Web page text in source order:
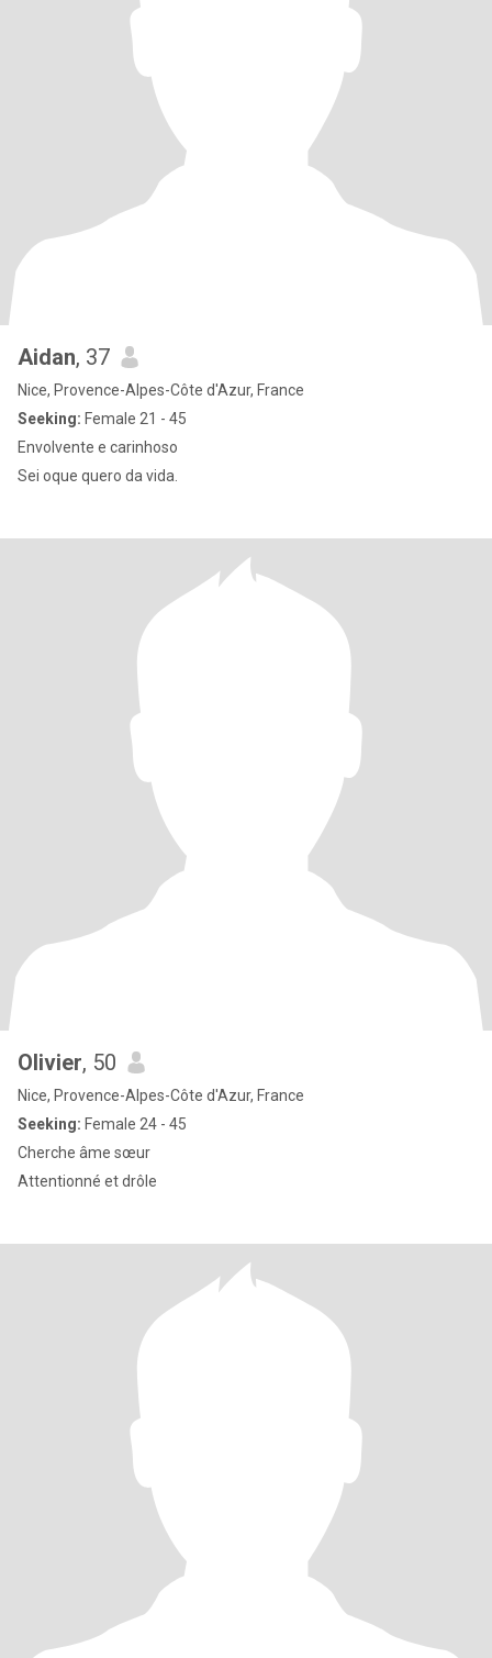
Aidan, 37
Nice, Provence-Alpes-Côte d'Azur, France
Seeking: Female 21 - 45
Envolvente e carinhoso
Sei oque quero da vida.
Olivier, 50
Nice, Provence-Alpes-Côte d'Azur, France
Seeking: Female 24 - 45
Cherche âme sœur
Attentionné et drôle